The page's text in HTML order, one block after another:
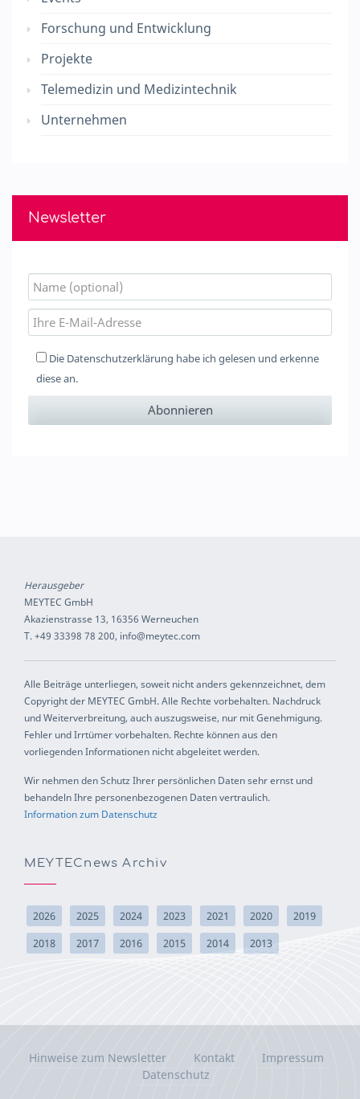
Forschung und Entwicklung
Projekte
Telemedizin und Medizintechnik
Unternehmen
Newsletter
Die Datenschutzerklärung habe ich gelesen und erkenne
diese an.
Herausgeber
MEYTEC GmbH
Akazienstrasse 13, 16356 Werneuchen
T. +49 33398 78 200, info@meytec.com
Alle Beiträge unterliegen, soweit nicht anders gekennzeichnet, dem
Copyright der MEYTEC GmbH. Alle Rechte vorbehalten. Nachdruck
und Weiterverbreitung, auch auszugsweise, nur mit Genehmigung.
Fehler und Irrtümer vorbehalten. Rechte können aus den
vorliegenden Informationen nicht abgeleitet werden.
Wir nehmen den Schutz Ihrer persönlichen Daten sehr ernst und
behandeln Ihre personenbezogenen Daten vertraulich.
Information zum Datenschutz
MEYTECnews Archiv
2026 2025 2024 2023 2021 2020
2019
2018
2017 2016 2015 2014 2013
Hinweise zum Newsletter Kontakt
Impressum
Datenschutz